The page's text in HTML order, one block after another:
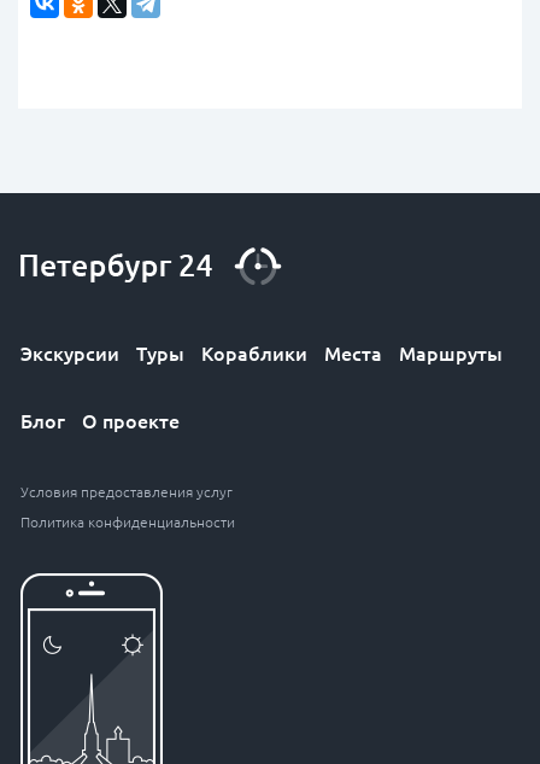
Экскурсии Туры Кораблики Места Маршруты
Блог О проекте
Условия предоставления услуг
Политика конфиденциальности